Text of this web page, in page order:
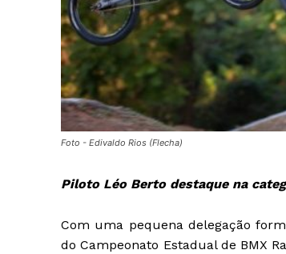
Foto - Edivaldo Rios (Flecha)
Piloto Léo Berto destaque na
Com uma pequena delegação
do Campeonato Estadual de BMX